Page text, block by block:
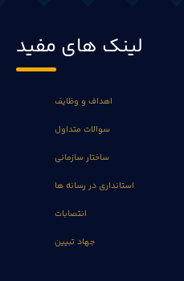
لینک های مفید
اهداف و وظایف
سوالات متداول
ساختار سازمانی
استانداری در رسانه ها
انتصابات
جهاد تبیین